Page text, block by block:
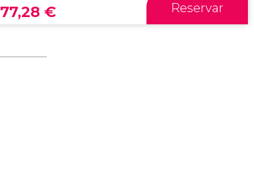
77,28 € Reservar